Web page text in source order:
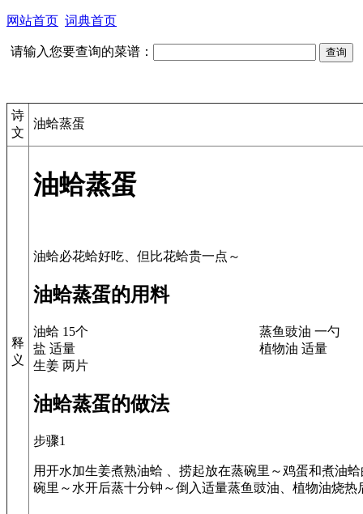
网站首页 词典首页
请输入您要查询的菜谱：
诗
文
油蛤蒸蛋
释
义
油蛤蒸蛋
油蛤蒸蛋的用料
油蛤 15个
蒸鱼豉油 一勺
盐 适量
植物油 适量
生姜 两片
油蛤蒸蛋的做法
步骤1
用开水加生姜煮熟油蛤 、捞起放在蒸碗里～鸡蛋和煮油
碗里～水开后蒸十分钟～倒入适量蒸鱼豉油、植物油烧